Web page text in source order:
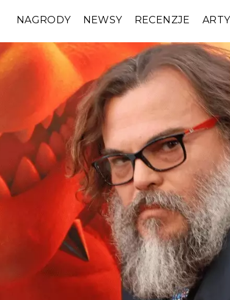
NAGRODY NEWSY RECENZJE